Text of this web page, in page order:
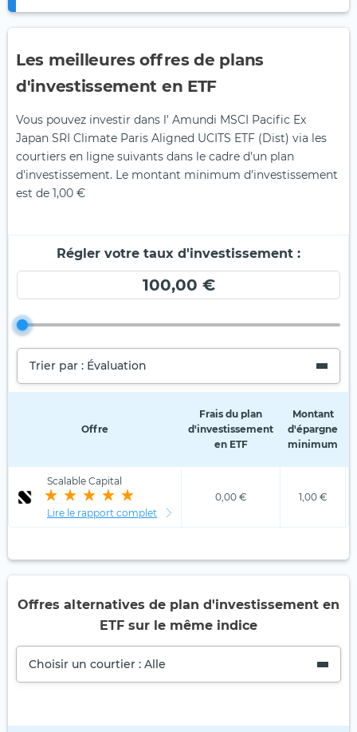
Les meilleures offres de plans
d'investissement en ETF
Vous pouvez investir dans l' Amundi MSCI Pacific Ex
Japan SRI Climate Paris Aligned UCITS ETF (Dist) via les
courtiers en ligne suivants dans le cadre d'un plan
d'investissement. Le montant minimum d'investissement
est de 1,00 €
Régler votre taux d'investissement :
100,00 €
Trier par : Évaluation
Offre
Frais du plan
d'investissement
en ETF
Montant
d'épargne
minimum
Scalable Capital
Lire le rapport complet
0,00 € 1,00 €
Offres alternatives de plan d'investissement en
ETF sur le même indice
Choisir un courtier : Alle